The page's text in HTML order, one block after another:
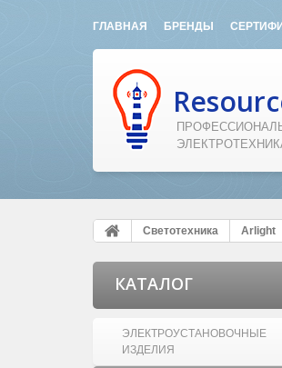
ГЛАВНАЯ БРЕНДЫ
Светотехника Arlight
КАТАЛОГ
ЭЛЕКТРОУСТАНОВОЧНЫЕ
ИЗДЕЛИЯ